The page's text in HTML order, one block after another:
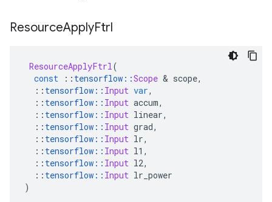
ResourceApplyFtrl
ResourceApplyFtrl(
const
:: tensorflow ::Scope & scope,
:: tensorflow :: Input var,
:: tensorflow :: Input accum,
:: tensorflow :: Input linear,
:: tensorflow :: Input grad,
:: tensorflow :: Input lr,
:: tensorflow :: Input l1 ,
:: tensorflow :: Input l2,
:: tensorflow :: Input lr_power
)